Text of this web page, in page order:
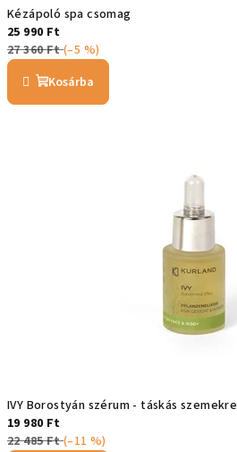
Kézápoló spa csomag
25 990 Ft
27 360 Ft(–5 %)
Kosárba
IVY Borostyán szérum - táskás szemekre
19 980 Ft
22 485 Ft(–11 %)